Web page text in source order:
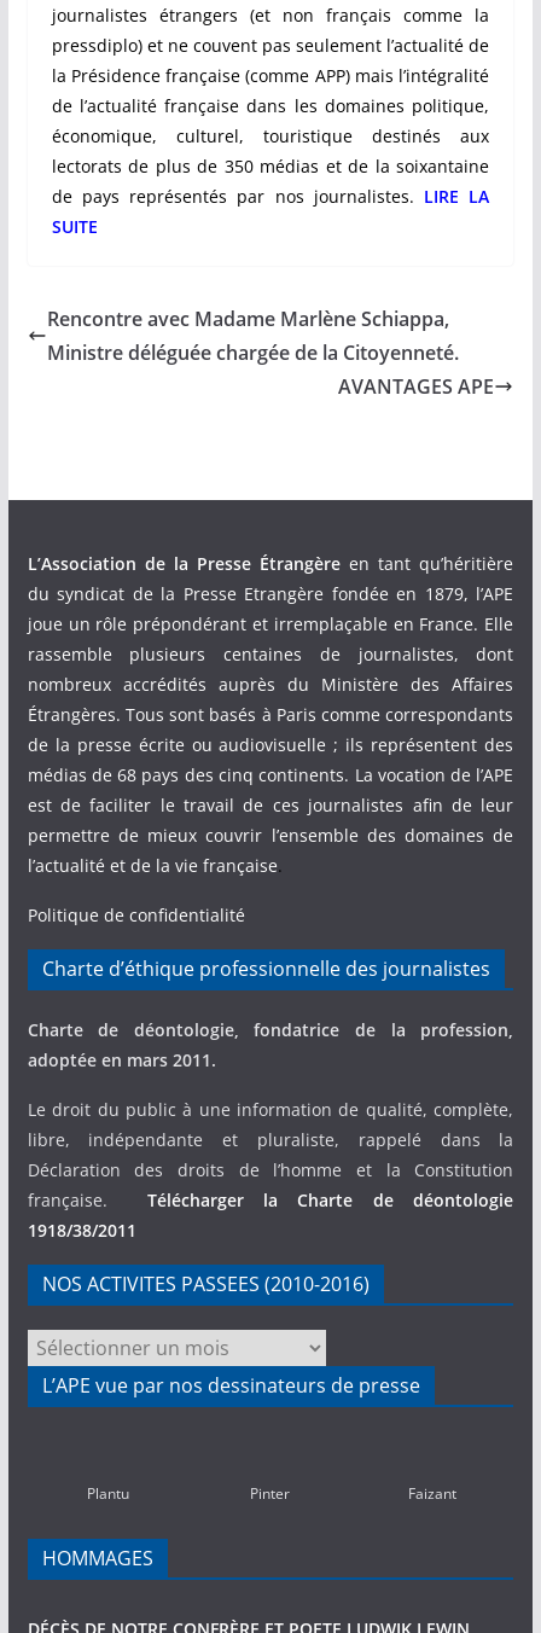
journalistes étrangers (et non français comme la
pressdiplo) et ne couvent pas seulement l’actualité de
la Présidence française (comme APP) mais l’intégralité
de l’actualité française dans les domaines politique,
économique, culturel, touristique destinés aux
lectorats de plus de 350 médias et de la soixantaine
de pays représentés par nos journalistes. LIRE LA
SUITE
Rencontre avec Madame Marlène Schiappa,
Ministre déléguée chargée de la Citoyenneté.
AVANTAGES APE
L’Association de la Presse Étrangèreen tant qu’héritière
du syndicat de la Presse Etrangère fondée en 1879, l’APE
joue un rôle prépondérant et irremplaçable en France. Elle
rassemble plusieurs centaines de journalistes, dont
nombreux accrédités auprès du Ministère des Affaires
Étrangères. Tous sont basés à Paris comme correspondants
de la presse écrite ou audiovisuelle ; ils représentent des
médias de 68 pays des cinq continents. La vocation de l’APE
est de faciliter le travail de ces journalistes afin de leur
permettre de mieux couvrir l’ensemble des domaines de
l’actualité et de la vie française.
Politique de confidentialité
Charte d’éthique professionnelle des journalistes
Charte de déontologie, fondatrice de la profession,
adoptée en mars 2011.
Le droit du public à une information de qualité, complète,
libre, indépendante et pluraliste, rappelé dans la
Déclaration des droits de l’homme et la Constitution
française. Télécharger la Charte de déontologie
1918/38/2011
NOS ACTIVITES PASSEES (2010-2016)
NOS
ACTIVITES
PASSEES
L’APE vue par nos dessinateurs de presse
Plantu Pinter Faizant
HOMMAGES